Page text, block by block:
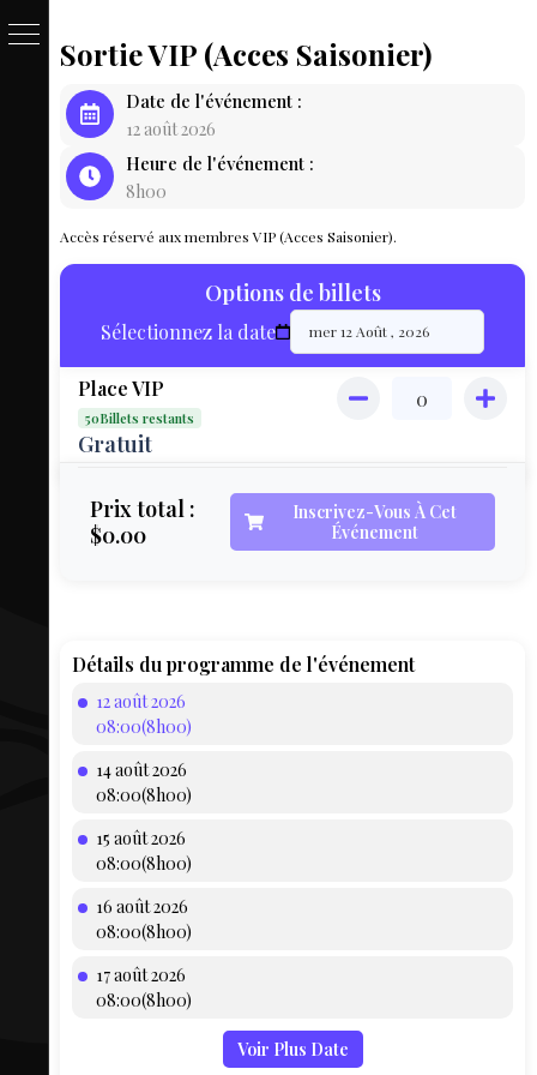
PASSE
BILLET
LIVE
MAP
MON
COMPTE
AEQ
Sortie VIP (Acces Saisonier)
Date de l'événement :
12 août 2026
Heure de l'événement :
8h00
Accès réservé aux membres VIP (Acces Saisonier).
Options de billets
Sélectionnez la date
Place VIP
50Billets restants
Gratuit
Prix total :
$0.00
Inscrivez-Vous À Cet
Événement
Détails du programme de l'événement
12 août 2026
08:00(8h00)
14 août 2026
08:00(8h00)
15 août 2026
08:00(8h00)
16 août 2026
08:00(8h00)
17 août 2026
08:00(8h00)
Voir Plus Date